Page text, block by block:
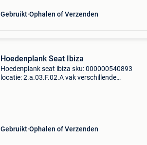
Gebruikt Ophalen of Verzenden
Hoedenplank Seat Ibiza
Hoedenplank seat ibiza sku: 000000540893
locatie: 2.a.03.F.02.A vak verschillende
Gebruikt Ophalen of Verzenden